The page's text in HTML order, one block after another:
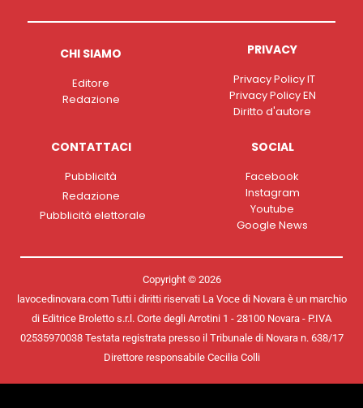
CHI SIAMO
Editore
Redazione
PRIVACY
Privacy Policy IT
Privacy Policy EN
Diritto d'autore
CONTATTACI
Pubblicità
Redazione
Pubblicità elettorale
SOCIAL
Facebook
Instagram
Youtube
Google News
Copyright © 2026
lavocedinovara.com Tutti i diritti riservati La Voce di Novara è un marchio
di Editrice Broletto s.r.l. Corte degli Arrotini 1 - 28100 Novara - P.IVA
02535970038 Testata registrata presso il Tribunale di Novara n. 638/17
Direttore responsabile Cecilia Colli